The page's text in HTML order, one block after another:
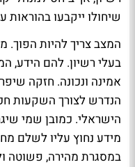
שיחולו ייקבעו בהוראות
המצב צריך להיות הפוך.
בעלי רשיון. להם הידע,
אמינה ונכונה. חזקה
הנדרש לצורך השקעות
הישראלי. כמובן שמי
מידע נחוץ עליו לשלם
במסגרת מהירה, פשוטה